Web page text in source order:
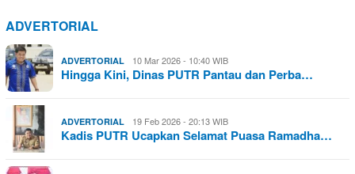
ADVERTORIAL
ADVERTORIAL 10 Mar 2026 - 10:40 WIB
Hingga Kini, Dinas PUTR Pantau dan Perba…
ADVERTORIAL 19 Feb 2026 - 20:13 WIB
Kadis PUTR Ucapkan Selamat Puasa Ramadha…